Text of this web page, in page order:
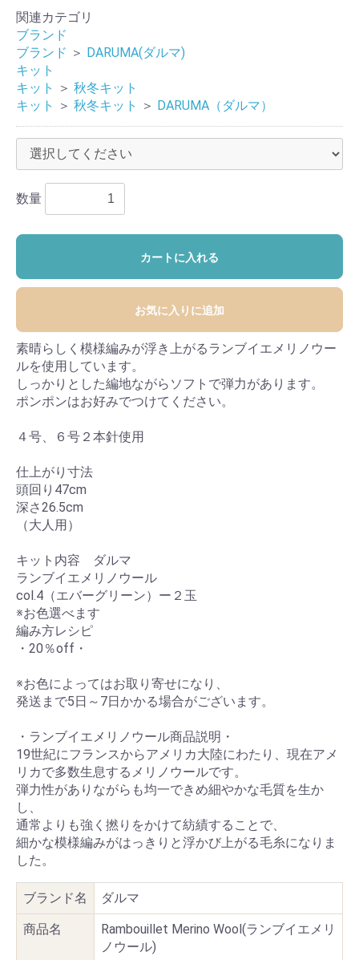
関連カテゴリ
ブランド
ブランド ＞ DARUMA(ダルマ)
キット
キット
＞ 秋冬キット
キット
＞ 秋冬キット ＞ DARUMA（ダルマ）
数量
カートに入れる
お気に入りに追加
素晴らしく模様編みが浮き上がるランブイエメリノウー
ルを使用しています。
しっかりとした編地ながらソフトで弾力があります。
ポンポンはお好みでつけてください。
４号、６号２本針使用
仕上がり寸法
頭回り47cm
深さ26.5cm
（大人用）
キット内容 ダルマ
ランブイエメリノウール
col.4（エバーグリーン）ー２玉
※お色選べます
編み方レシピ
・20％off・
※お色によってはお取り寄せになり、
発送まで5日～7日かかる場合がございます。
・ランブイエメリノウール商品説明・
19世紀にフランスからアメリカ大陸にわたり、現在アメ
リカで多数生息するメリノウールです。
弾力性がありながらも均一できめ細やかな毛質を生か
し、
通常よりも強く撚りをかけて紡績することで、
細かな模様編みがはっきりと浮かび上がる毛糸になりま
した。
ブランド名 ダルマ
商品名
Rambouillet Merino Wool(ランブイエメリ
ノウール)